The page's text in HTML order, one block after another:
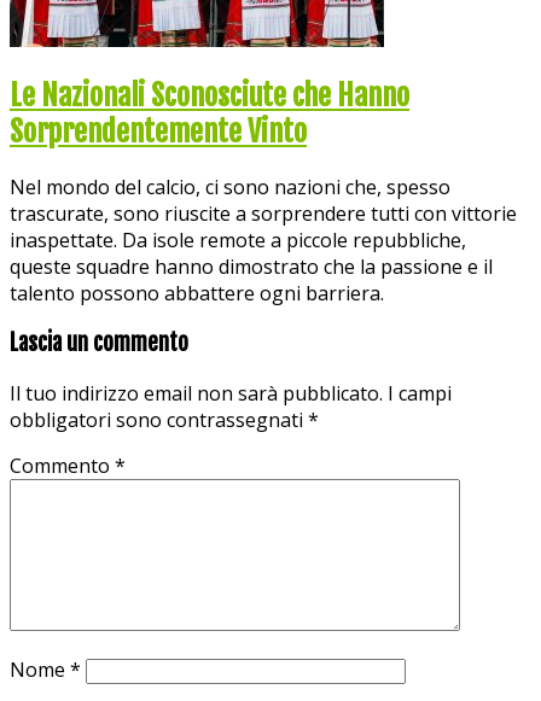
Le Nazionali Sconosciute che Hanno
Sorprendentemente Vinto
Nel mondo del calcio, ci sono nazioni che, spesso
trascurate, sono riuscite a sorprendere tutti con vittorie
inaspettate. Da isole remote a piccole repubbliche,
queste squadre hanno dimostrato che la passione e il
talento possono abbattere ogni barriera.
Lascia un commento
Il tuo indirizzo email non sarà pubblicato. I campi
obbligatori sono contrassegnati *
Commento *
Nome *